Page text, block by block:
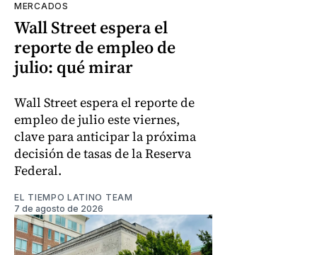
MERCADOS
Wall Street espera el
reporte de empleo de
julio: qué mirar
Wall Street espera el reporte de
empleo de julio este viernes,
clave para anticipar la próxima
decisión de tasas de la Reserva
Federal.
EL TIEMPO LATINO TEAM
7 de agosto de 2026